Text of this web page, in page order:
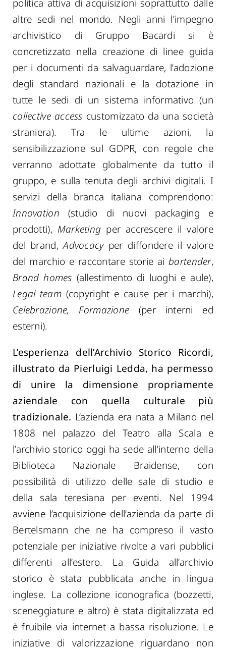
politica attiva di acquisizioni soprattutto dalle
altre sedi nel mondo. Negli anni l’impegno
archivistico di Gruppo Bacardi si è
concretizzato nella creazione di linee guida
per i documenti da salvaguardare, l’adozione
degli standard nazionali e la dotazione in
tutte le sedi di un sistema informativo (un
collective access customizzato da una società
straniera). Tra le ultime azioni, la
sensibilizzazione sul GDPR, con regole che
verranno adottate globalmente da tutto il
gruppo, e sulla tenuta degli archivi digitali. I
servizi della branca italiana comprendono:
Innovation (studio di nuovi packaging e
prodotti), Marketing per accrescere il valore
del brand,Advocacyper diffondere il valore
del marchio e raccontare storie aibartender,
Brand homes (allestimento di luoghi e aule),
Legal team (copyright e cause per i marchi),
Celebrazione, Formazione (per interni ed
esterni).
L’esperienza dell’Archivio Storico Ricordi,
illustrato da Pierluigi Ledda, ha permesso
di unire la dimensione propriamente
aziendale con quella culturale più
tradizionale. L’azienda era nata a Milano nel
1808 nel palazzo del Teatro alla Scala e
l’archivio storico oggi ha sede all’interno della
Biblioteca Nazionale Braidense, con
possibilità di utilizzo delle sale di studio e
della sala teresiana per eventi. Nel 1994
avviene l’acquisizione dell’azienda da parte di
Bertelsmann che ne ha compreso il vasto
potenziale per iniziative rivolte a vari pubblici
differenti all’estero. La Guida all’archivio
storico è stata pubblicata anche in lingua
inglese. La collezione iconografica (bozzetti,
sceneggiature e altro) è stata digitalizzata ed
è fruibile via internet a bassa risoluzione. Le
iniziative di valorizzazione riguardano non